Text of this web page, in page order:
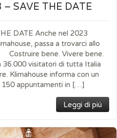
SAVE THE DATE
DATE Anche nel 2023
passa a trovarci allo
bene. Vivere bene.
36.000 visitatori di tutta Italia
Klimahouse informa con un
appuntamenti in […]
Leggi di più